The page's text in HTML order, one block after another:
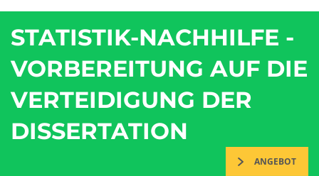
STATISTIK-NACHHILFE -
VORBEREITUNG AUF DIE
VERTEIDIGUNG DER
DISSERTATION
ANGEBOT